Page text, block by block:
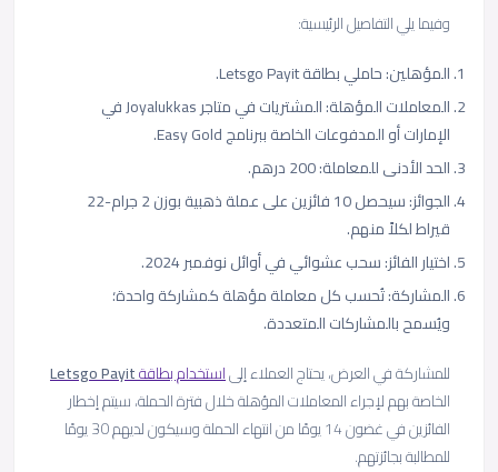
وفيما يلي التفاصيل الرئيسية:
المؤهلين: حاملي بطاقة Letsgo Payit.
المعاملات المؤهلة: المشتريات في متاجر Joyalukkas في
الإمارات أو المدفوعات الخاصة ببرنامج Easy Gold.
الحد الأدنى للمعاملة: 200 درهم.
الجوائز: سيحصل 10 فائزين على عملة ذهبية بوزن 2 جرام-22
قيراط لكلاً منهم.
اختيار الفائز: سحب عشوائي في أوائل نوفمبر 2024.
المشاركة: تُحسب كل معاملة مؤهلة كمشاركة واحدة؛
ويُسمح بالمشاركات المتعددة.
للمشاركة في العرض، يحتاج العملاء إلىاستخدام بطاقة LetsgoPayit
الخاصة بهم لإجراء المعاملات المؤهلة خلال فترة الحملة، سيتم إخطار
الفائزين في غضون 14 يومًا من انتهاء الحملة وسيكون لديهم 30 يومًا
للمطالبة بجائزتهم.